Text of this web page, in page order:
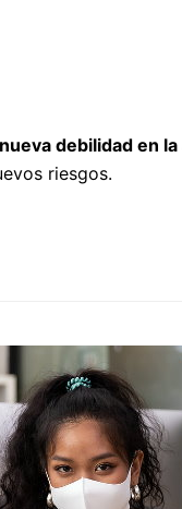
nueva debilidad en
riesgos.